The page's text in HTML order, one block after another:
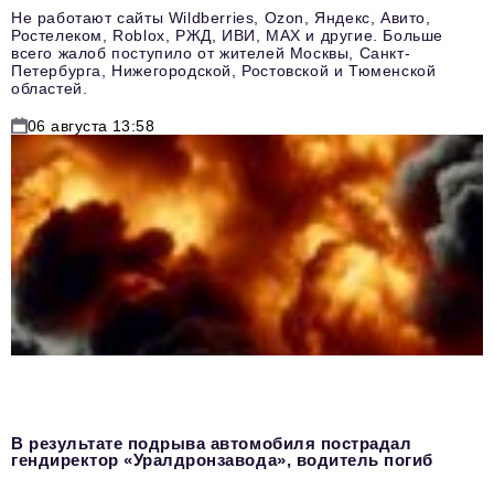
Не работают сайты Wildberries, Ozon, Яндекс, Авито,
Ростелеком, Roblox, РЖД, ИВИ, MAX и другие. Больше
всего жалоб поступило от жителей Москвы, Санкт-
Петербурга, Нижегородской, Ростовской и Тюменской
областей.
06 августа 13:58
В результате подрыва автомобиля пострадал
гендиректор «Уралдронзавода», водитель погиб